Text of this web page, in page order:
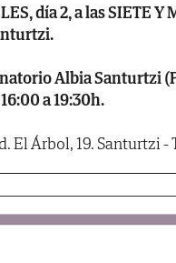
día 2, a las SIETE
Albia Santurtzi
a 19:30h.
El Árbol, 19. Santurtzi -